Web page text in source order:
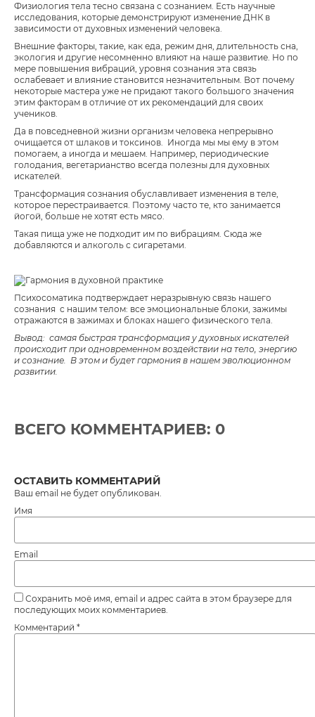
Физиология тела тесно связана с сознанием. Есть научные
исследования, которые демонстрируют изменение ДНК в
зависимости от духовных изменений человека.
Внешние факторы, такие, как еда, режим дня, длительность сна,
экология и другие несомненно влияют на наше развитие. Но по
мере повышения вибраций, уровня сознания эта связь
ослабевает и влияние становится незначительным. Вот почему
некоторые мастера уже не придают такого большого значения
этим факторам в отличие от их рекомендаций для своих
учеников.
Да в повседневной жизни организм человека непрерывно
очищается от шлаков и токсинов. Иногда мы мы ему в этом
помогаем, а иногда и мешаем. Например, периодические
голодания, вегетарианство всегда полезны для духовных
искателей.
Трансформация сознания обуславливает изменения в теле,
которое перестраивается. Поэтому часто те, кто занимается
йогой, больше не хотят есть мясо.
Такая пища уже не подходит им по вибрациям. Сюда же
добавляются и алкоголь с сигаретами.
Психосоматика подтверждает неразрывную связь нашего
сознания с нашим телом: все эмоциональные блоки, зажимы
отражаются в зажимах и блоках нашего физического тела.
Вывод: самая быстрая трансформация у духовных искателей
происходит при одновременном воздействии на тело, энергию
и сознание. В этом и будет гармония в нашем эволюционном
развитии.
ВСЕГО КОММЕНТАРИЕВ: 0
ОСТАВИТЬ КОММЕНТАРИЙ
Ваш email не будет опубликован.
Имя
Email
Сохранить моё имя, email и адрес сайта в этом браузере для
последующих моих комментариев.
Комментарий *